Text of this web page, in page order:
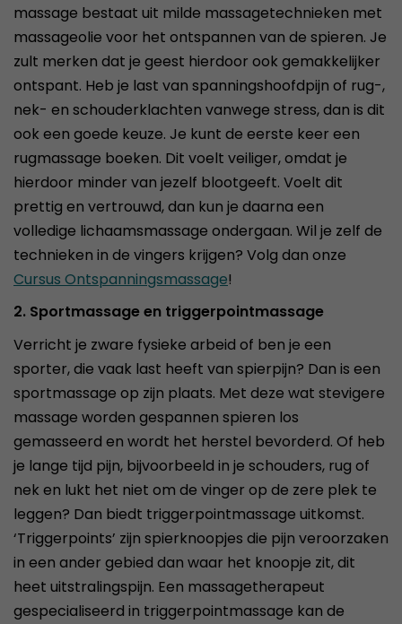
massage bestaat uit milde massagetechnieken met
massageolie voor het ontspannen van de spieren. Je
zult merken dat je geest hierdoor ook gemakkelijker
ontspant. Heb je last van spanningshoofdpijn of rug-,
nek- en schouderklachten vanwege stress, dan is dit
ook een goede keuze. Je kunt de eerste keer een
rugmassage boeken. Dit voelt veiliger, omdat je
hierdoor minder van jezelf blootgeeft. Voelt dit
prettig en vertrouwd, dan kun je daarna een
volledige lichaamsmassage ondergaan. Wil je zelf de
technieken in de vingers krijgen? Volg dan onze
Cursus Ontspanningsmassage!
2. Sportmassage en triggerpointmassage
Verricht je zware fysieke arbeid of ben je een
sporter, die vaak last heeft van spierpijn? Dan is een
sportmassage op zijn plaats. Met deze wat stevigere
massage worden gespannen spieren los
gemasseerd en wordt het herstel bevorderd. Of heb
je lange tijd pijn, bijvoorbeeld in je schouders, rug of
nek en lukt het niet om de vinger op de zere plek te
leggen? Dan biedt triggerpointmassage uitkomst.
‘Triggerpoints’ zijn spierknoopjes die pijn veroorzaken
in een ander gebied dan waar het knoopje zit, dit
heet uitstralingspijn. Een massagetherapeut
gespecialiseerd in triggerpointmassage kan de